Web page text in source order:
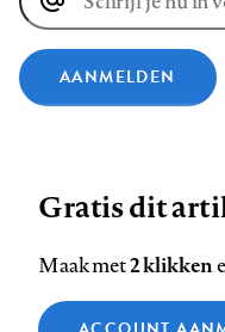
E-
mailadres
AANMELDEN
ons
op
ons
op
ons
op
Contact
Gratis dit
Maak met2 klikken
Zie onze cookie policy